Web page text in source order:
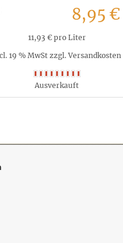
8,95 €
11,93 € pro Liter
19 % MwSt zzgl. Versandkosten
Ausverkauft